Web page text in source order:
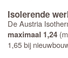
Isolerende
De Austria
maximaal 1,24
1,65 bij